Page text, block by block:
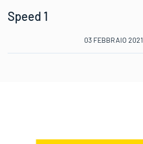
Speed 1
03 FEBBRAIO 2021